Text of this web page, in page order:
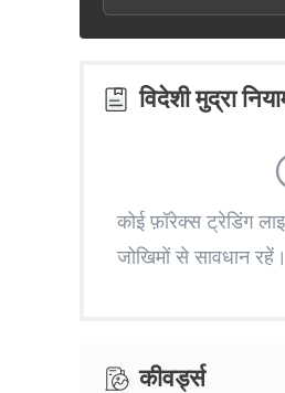
2
3
5
6
7
99
विदेशी मुद्रा
कोई फ़ॉरेक्स ट्रेडिंग
जोखिमों से सावधान रहें।
कीवर्ड्स